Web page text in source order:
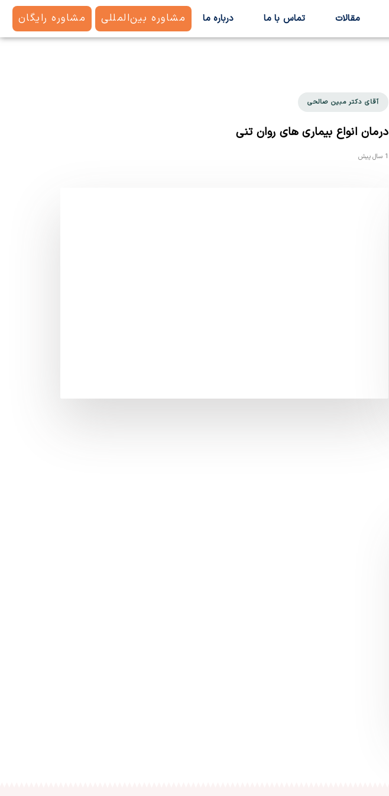
مقالات تماس با ما درباره ما مشاوره بین‌المللی مشاوره رایگان
آقای دکتر مبین صالحی
درمان انواع بیماری های روان تنی
1 سال پیش